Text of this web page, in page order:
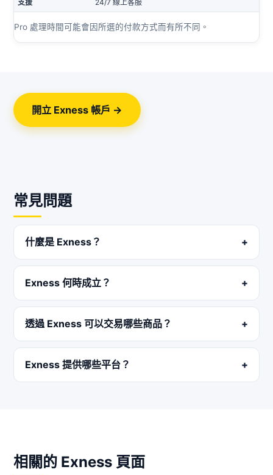
支援 24/7 線上客服
Pro 處理時間可能會因所選的付款方式而有所不同。
開立 Exness 帳戶 →
常見問題
什麼是 Exness？
Exness 何時成立？
透過 Exness 可以交易哪些商品？
Exness 提供哪些平台？
相關的 Exness 頁面